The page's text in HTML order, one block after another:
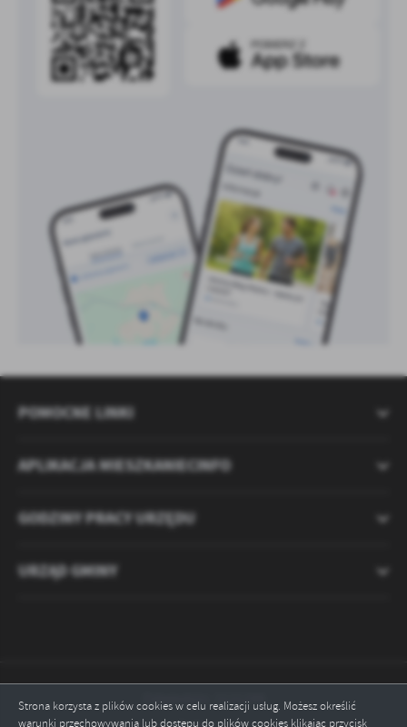
Strona korzysta z plików cookies w celu realizacji usług. Możesz określić
warunki przechowywania lub dostępu do plików cookies klikając przycisk
POMOCNE LINKI
APLIKACJA MIESZKANIECINFO
GODZINY PRACY URZĘDU
URZĄD GMINY
Odwiedzin: 2121299